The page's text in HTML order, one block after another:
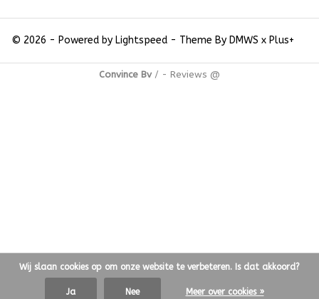
© 2026 - Powered by Lightspeed- Theme By DMWS x Plus+
Convince Bv/ - Reviews @
Wij slaan cookies op om onze website te verbeteren. Is dat akkoord?
Ja Nee Meer over cookies »